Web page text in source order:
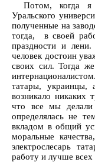
Потом, когда я
Уральского
полученные на
тогда, в своей
праздности и
человек достоин
своих сил. Тогда
татары, украинцы,
возникало никаких
что все мы
определялась не
вкладом в общий
моральные
электрослесарь
работу и лучше